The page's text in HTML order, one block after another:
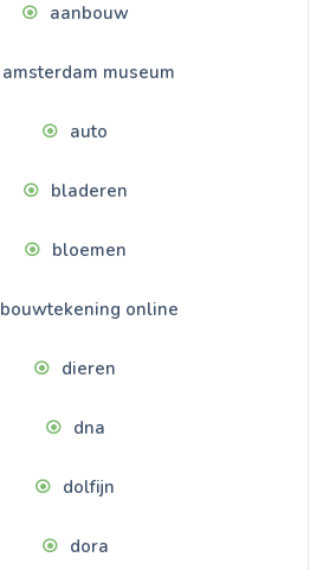
aanbouw
amsterdam museum
auto
bladeren
bloemen
bouwtekening online
dieren
dna
dolfijn
dora